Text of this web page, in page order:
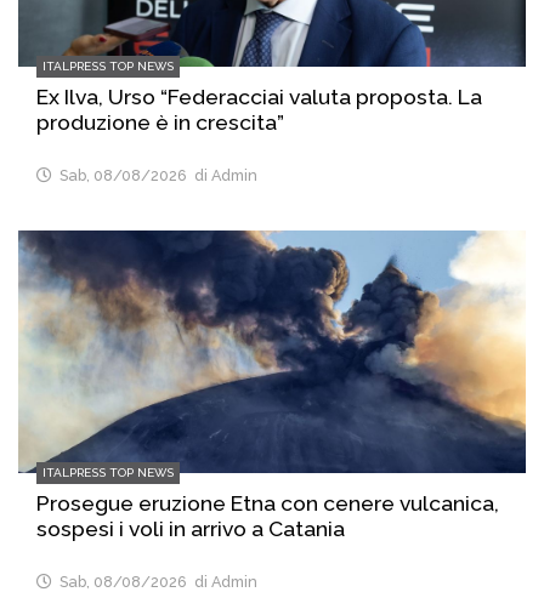
ITALPRESS TOP NEWS
Ex Ilva, Urso “Federacciai valuta proposta. La
produzione è in crescita”
Sab, 08/08/2026 di Admin
ITALPRESS TOP NEWS
Prosegue eruzione Etna con cenere vulcanica,
sospesi i voli in arrivo a Catania
Sab, 08/08/2026 di Admin